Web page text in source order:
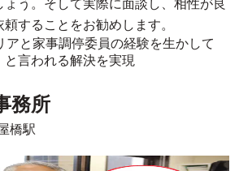
う。そして実際に面談し、相性が良
することをお勧めします。
アと家事調停委員の経験を生かして
と言われる解決を実現
務所
橋駅